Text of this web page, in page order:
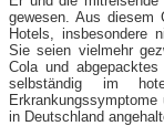
gewesen. Aus diesem
Hotels, insbesondere
Sie seien vielmehr
Cola und
selbständig im
in Deutschland